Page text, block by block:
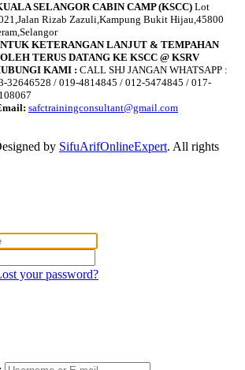
SELANGOR CABIN CAMP (KSCC) Lot
Rizab Zazuli,Kampung Bukit Hijau,45800
KETERANGAN LANJUT & TEMPAHAN
TERUS DATANG KE KSCC @ KSRV
KAMI : CALL SHJ JANGAN WHATSAPP :
32646528 / 019-4814845 / 012-5474845 / 017-
safctrainingconsultant@gmail.com
by SifuArifOnlineExpert. All rights
your password?